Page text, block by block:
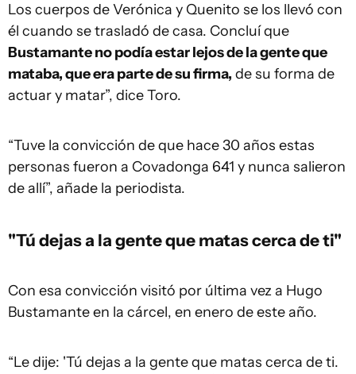
Los cuerpos de Verónica y Quenito se los llevó con
él cuando se trasladó de casa. Concluí que
Bustamante no podía estar lejos de la gente que
mataba, que era parte de su firma, de su forma de
actuar y matar”, dice Toro.
“Tuve la convicción de que hace 30 años estas
personas fueron a Covadonga 641 y nunca salieron
de allí”, añade la periodista.
"Tú dejas a la gente que matas cerca de ti"
Con esa convicción visitó por última vez a Hugo
Bustamante en la cárcel, en enero de este año.
“Le dije: 'Tú dejas a la gente que matas cerca de ti.